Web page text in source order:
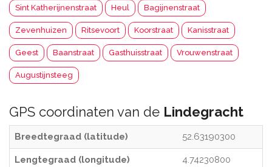
Sint Katherijnenstraat Heul Bagijnenstraat
Zevenhuizen Ritsevoort Koorstraat Kanisstraat
Geest Baanstraat Gasthuisstraat Vrouwenstraat
Augustijnsteeg
GPS coordinaten van de Lindegracht
Breedtegraad (latitude) 52.63190300
Lengtegraad (longitude) 4.74230800